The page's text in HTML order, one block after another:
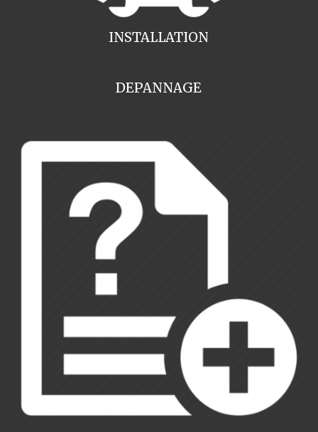
INSTALLATION
DEPANNAGE